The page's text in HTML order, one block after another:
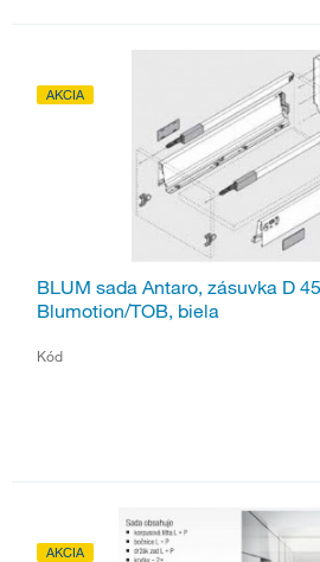
AKCIA
BLUM sada Antaro, zásuvka D
Blumotion/TOB, biela
Kód
AKCIA